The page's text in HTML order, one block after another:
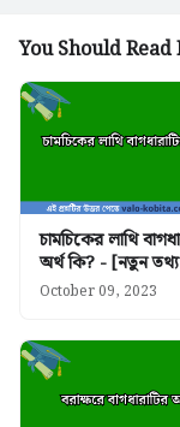
You Should
চামচিকের লাথি
অর্থ কি? - [নতুন
October 09, 2023